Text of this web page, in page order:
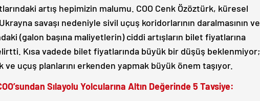
artış hepimizin malumu. COO Cenk Özöztürk, küresel
savaşı nedeniyle sivil uçuş koridorlarının daralmasının ve
(galon başına maliyetlerin) ciddi artışların bilet fiyatlarına
Kısa vadede bilet fiyatlarında büyük bir düşüş beklenmiyor;
uçuş planlarını erkenden yapmak büyük önem taşıyor.
Sılayolu Yolcularına Altın Değerinde 5 Tavsiye: